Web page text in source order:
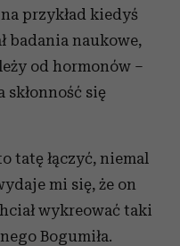
przykład kiedyś
badania naukowe,
od hormonów –
się
tatę łączyć, niemal
mi się, że on
wykreować taki
Bogumiła.